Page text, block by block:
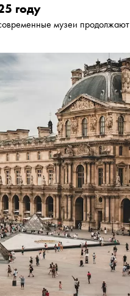
году
музеи продолжают